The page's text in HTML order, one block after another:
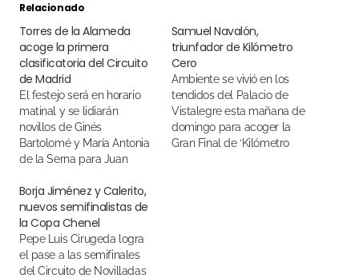
Relacionado
Torres de la Alameda
acoge la primera
clasificatoria del Circuito
de Madrid
El festejo será en horario
matinal y se lidiarán
novillos de Ginés
Bartolomé y María Antonia
de la Serna para Juan
Cirugeda, que debuta con
picadores
Samuel Navalón,
triunfador de Kilómetro
Cero
Ambiente se vivió en los
tendidos del Palacio de
Vistalegre esta mañana de
domingo para acoger la
Gran Final de ‘Kilómetro
Borja Jiménez y Calerito,
nuevos semifinalistas de
la Copa Chenel
Pepe Luis Cirugeda logra
el pase a las semifinales
del Circuito de Novilladas